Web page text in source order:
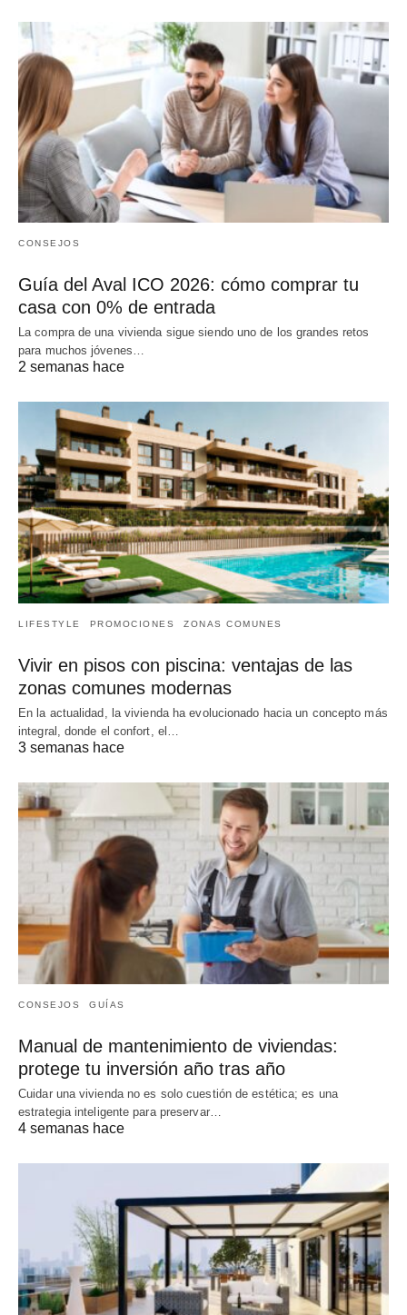
CONSEJOS
Guía del Aval ICO 2026: cómo comprar tu
casa con 0% de entrada
La compra de una vivienda sigue siendo uno de los grandes retos
para muchos jóvenes…
2 semanas hace
LIFESTYLE PROMOCIONES ZONAS COMUNES
Vivir en pisos con piscina: ventajas de las
zonas comunes modernas
En la actualidad, la vivienda ha evolucionado hacia un concepto más
integral, donde el confort, el…
3 semanas hace
CONSEJOS GUÍAS
Manual de mantenimiento de viviendas:
protege tu inversión año tras año
Cuidar una vivienda no es solo cuestión de estética; es una
estrategia inteligente para preservar…
4 semanas hace